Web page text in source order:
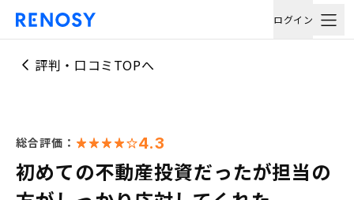
ログイン
評判・口コミTOPへ
総合評価： 4.3
初めての不動産投資だったが担当の